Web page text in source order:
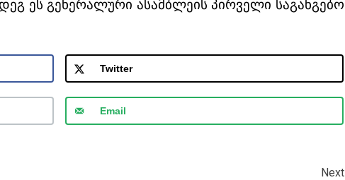
ეს გენერალური ასამბლეის პირველი საგანგებო
Twitter
Email
Next